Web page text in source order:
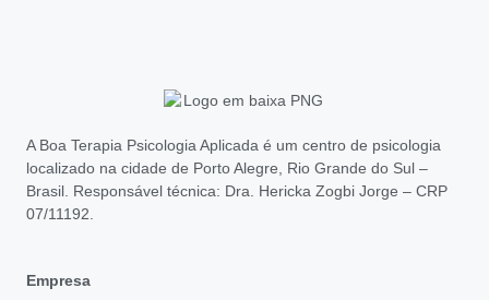
A Boa Terapia Psicologia Aplicada é um centro de psicologia
localizado na cidade de Porto Alegre, Rio Grande do Sul –
Brasil. Responsável técnica: Dra. Hericka Zogbi Jorge – CRP
07/11192.
Empresa